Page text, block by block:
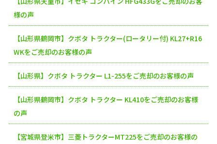
ペ
ー
ジ
送
り
様の声
【山形県鶴岡市】クボタ トラクター(ロータリー付) KL27+R16
WKをご売却のお客様の声
【山形県】クボタ トラクター L1-255をご売却のお客様の声
【山形県鶴岡市】クボタ トラクター KL410をご売却のお客様
の声
【宮城県登米市】三菱トラクターMT225をご売却のお客様の